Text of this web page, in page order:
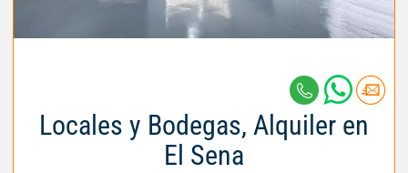
Locales y Bodegas, Alquiler en
El Sena